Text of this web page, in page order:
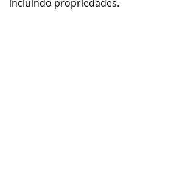
incluindo propriedades.